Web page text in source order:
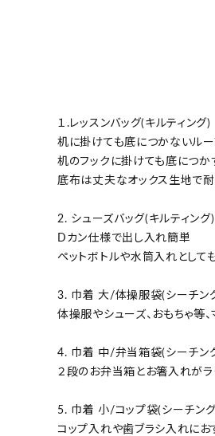
１.レッスンバッグ(キルティング)
机に掛けても底につかないル
机のフックに掛けても底につか
底布は丈夫なオックス生地で
2. シューズバッグ(キルティング)
Dカン仕様で出し入れ簡単
ペットボトルや水筒入れとして
3. 巾着 大/体操服袋(シーチン
体操服やシューズ、おもちゃ等
4. 巾着 中/弁当箱袋(シーチン
２段のお弁当箱とお箸入れがラ
5. 巾着 小/コップ袋(シーチン
コップ入れや歯ブラシ入れにお